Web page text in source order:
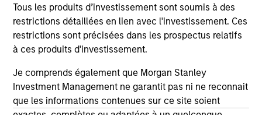
Tous les produits d’investissement sont soumis à des
restrictions détaillées en lien avec l'investissement. Ces
restrictions sont précisées dans les prospectus relatifs
à ces produits d'investissement.
Je comprends également que Morgan Stanley
Investment Management ne garantit pas ni ne reconnait
que les informations contenues sur ce site soient